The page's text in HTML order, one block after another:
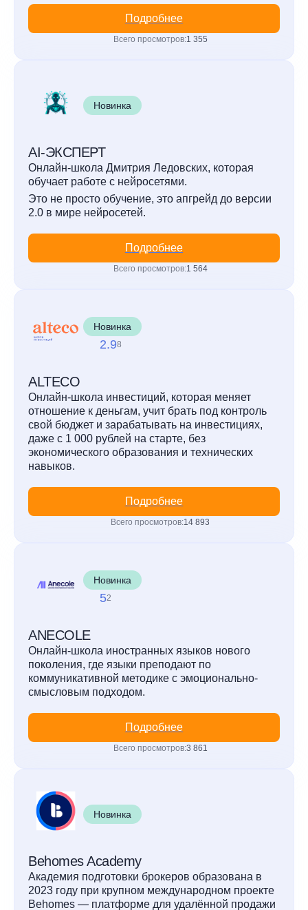
Подробнее
Всего просмотров:1 355
Новинка
AI-ЭКСПЕРТ
Онлайн-школа Дмитрия Ледовских, которая
обучает работе с нейросетями.
Это не просто обучение, это апгрейд до версии
2.0 в мире нейросетей.
Подробнее
Всего просмотров:1 564
Новинка
2.98
ALTECO
Онлайн-школа инвестиций, которая меняет
отношение к деньгам, учит брать под контроль
свой бюджет и зарабатывать на инвестициях,
даже с 1 000 рублей на старте, без
экономического образования и технических
навыков.
Подробнее
Всего просмотров:14 893
Новинка
52
ANECOLE
Онлайн-школа иностранных языков нового
поколения, где языки преподают по
коммуникативной методике с эмоционально-
смысловым подходом.
Подробнее
Всего просмотров:3 861
Новинка
Behomes Academy
Академия подготовки брокеров образована в
2023 году при крупном международном проекте
Behomes — платформе для удалённой продажи